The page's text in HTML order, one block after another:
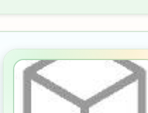
БЕЗ РЕКЛАМЫ